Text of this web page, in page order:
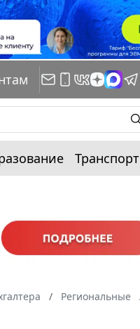
Транспорт
Региональные